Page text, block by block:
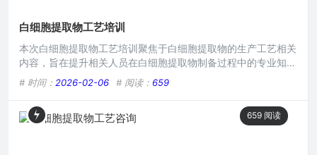
白细胞提取物工艺培训
本次白细胞提取物工艺培训聚焦于白细胞提取物的生产工艺相关
内容，旨在提升相关人员在白细胞提取物制备过程中的专业知识
与操作技能，涵盖从原料选取到最终提取物产出的各环节要点，
包括特定的提取方法、关键工艺参数把控以及质量控制要点等，
助力参与者熟练掌握白细胞提取物工艺，确保产品质量与生产效
率。本文目录导读： 样本采集白细胞分离提取前处理提取方法
# 时间： 2026-02-06 # 阅读： 659
659 阅读